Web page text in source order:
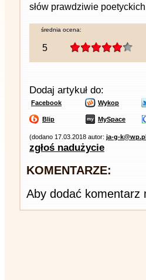
słów prawdziwie
średnia ocena:
5
Dodaj artykuł do:
Facebook Wykop
Blip MySpace
(dodano 17.03.2018 autor: ja-g-
zgłoś nadużycie
KOMENTARZE:
Aby dodać komentarz